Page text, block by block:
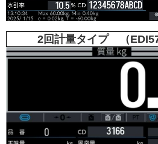
2回計量タイプ （